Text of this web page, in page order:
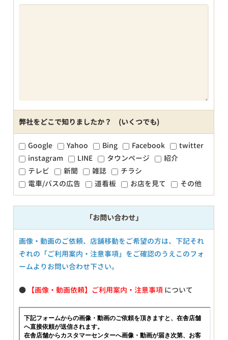
弊社をどこで知りましたか？ (いくつでも)
Google Yahoo Bing Facebook
twitter
instagram
LINE タウンページ
紹介
テレビ
新聞 雑誌
チラシ
電車/バスの広告
道看板 お店を見て その他
「お問い合わせ」
画像・動画のご依頼、店舗移動をご希望の方は、下記それ
ぞれの「ご利用案内・注意事項」をご確認のうえこのフォ
ームよりお問い合わせ下さい。
● 【画像・動画依頼】ご利用案内・注意事項 について